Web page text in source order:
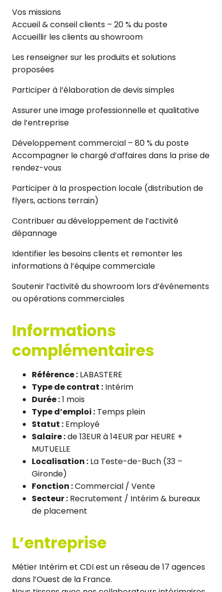
Vos missions
Accueil & conseil clients – 20 % du poste
Accueillir les clients au showroom
Les renseigner sur les produits et solutions
proposées
Participer à l’élaboration de devis simples
Assurer une image professionnelle et qualitative
de l’entreprise
Développement commercial – 80 % du poste
Accompagner le chargé d’affaires dans la prise de
rendez-vous
Participer à la prospection locale (distribution de
flyers, actions terrain)
Contribuer au développement de l’activité
dépannage
Identifier les besoins clients et remonter les
informations à l’équipe commerciale
Soutenir l’activité du showroom lors d’événements
ou opérations commerciales
Informations
complémentaires
Référence : LABASTERE
Type de contrat : Intérim
Durée :1 mois
Type d’emploi : Temps plein
Statut : Employé
Salaire :de 13EUR à 14EUR par HEURE +
MUTUELLE
Localisation : La Teste-de-Buch (33 –
Gironde)
Fonction :Commercial / Vente
Secteur : Recrutement / Intérim & bureaux
de placement
L’entreprise
Métier Intérim et CDI est un réseau de 17 agences
dans l’Ouest de la France.